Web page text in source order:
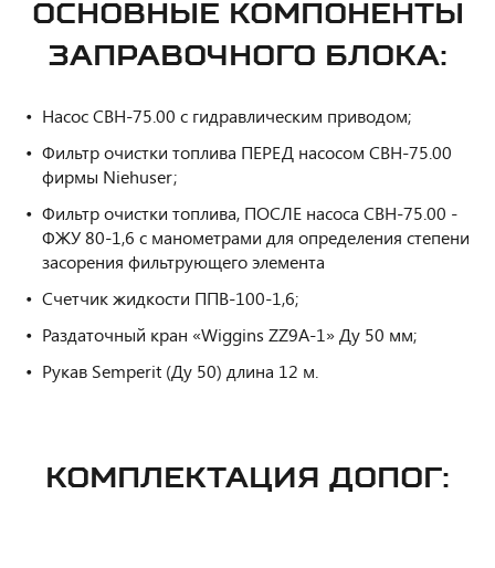
ОСНОВНЫЕ КОМПОНЕНТЫ
ЗАПРАВОЧНОГО БЛОКА:
Насос СВН-75.00 с гидравлическим приводом;
Фильтр очистки топлива ПЕРЕД насосом СВН-75.00
фирмы Niehuser;
Фильтр очистки топлива, ПОСЛЕ насоса СВН-75.00 -
ФЖУ 80-1,6 с манометрами для определения степени
засорения фильтрующего элемента
Счетчик жидкости ППВ-100-1,6;
Раздаточный кран «Wiggins ZZ9A-1» Ду 50 мм;
Рукав Semperit (Ду 50) длина 12 м.
КОМПЛЕКТАЦИЯ ДОПОГ: